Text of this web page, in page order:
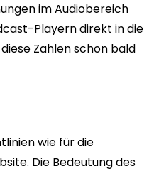
im Audiobereich
Playern direkt in die
Zahlen schon bald
wie für die
Die Bedeutung des